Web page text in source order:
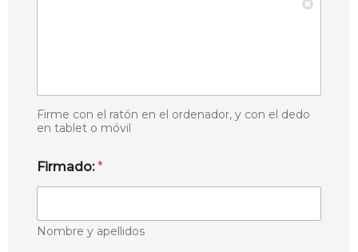
Firme con el ratón en el ordenador, y con el dedo
en tablet o móvil
Firmado:*
Nombre y apellidos